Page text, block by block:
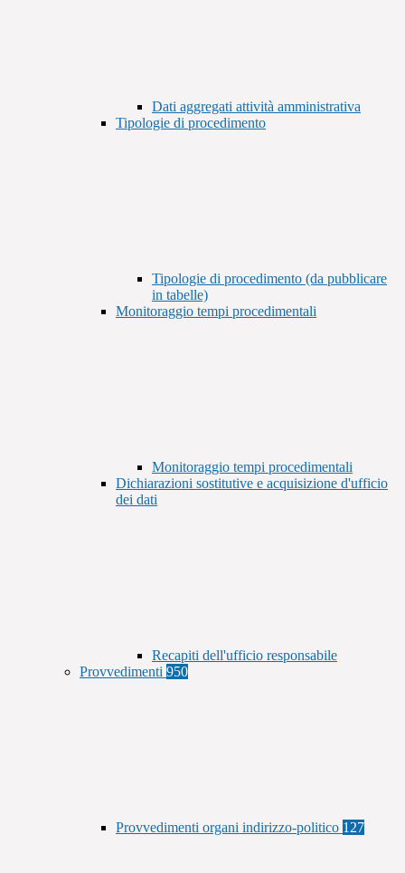
Dati aggregati attività amministrativa
Tipologie di procedimento
Tipologie di procedimento (da pubblicare
in tabelle)
Monitoraggio tempi procedimentali
Monitoraggio tempi procedimentali
Dichiarazioni sostitutive e acquisizione d'ufficio
dei dati
Recapiti dell'ufficio responsabile
Provvedimenti 950
Provvedimenti organi indirizzo-politico 127